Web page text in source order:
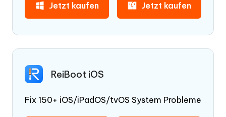
Jetzt kaufen Jetzt kaufen
ReiBoot iOS
Fix 150+ iOS/iPadOS/tvOS System Probleme